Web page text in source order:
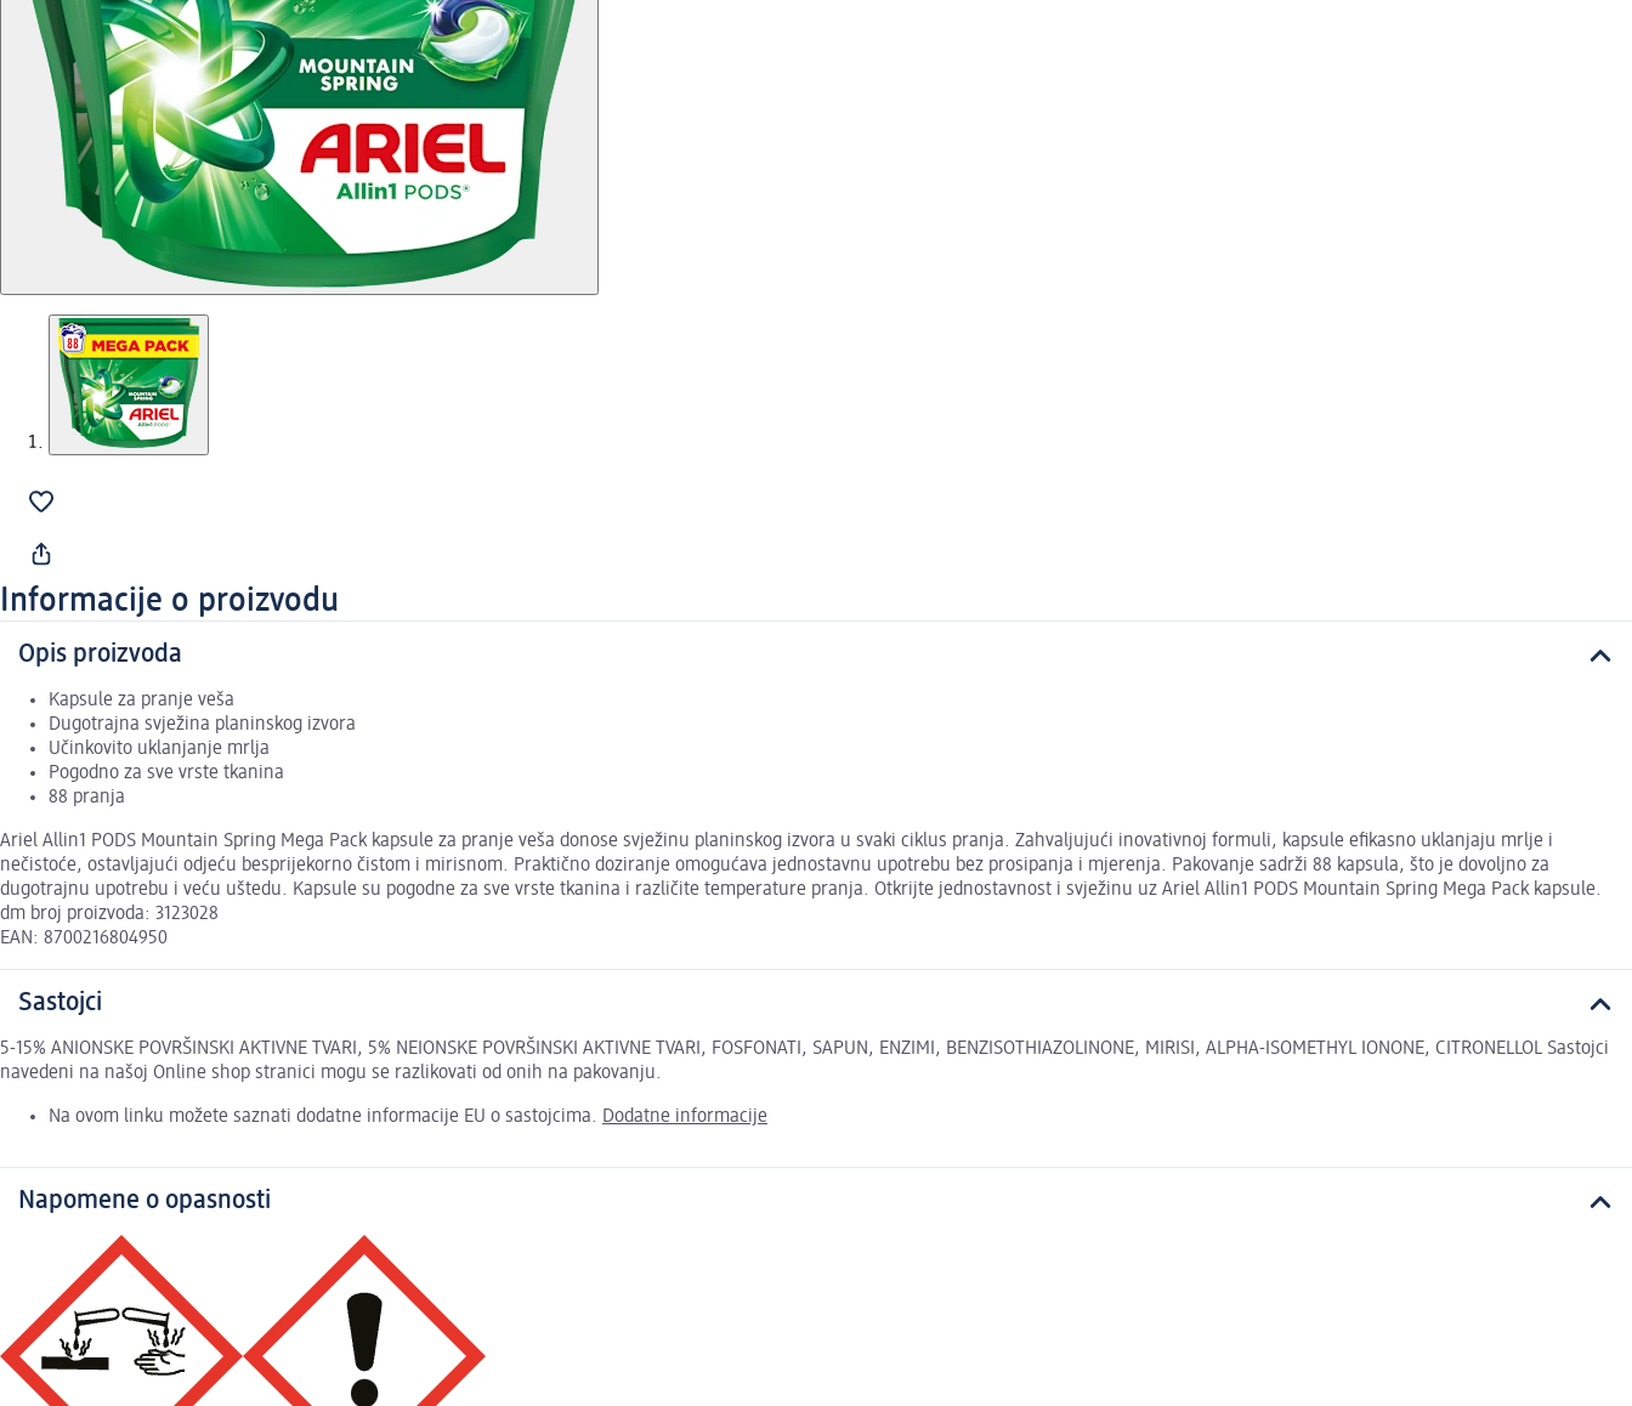
Informacije o proizvodu
Opis proizvoda
Kapsule za pranje veša
Dugotrajna svježina planinskog izvora
Učinkovito uklanjanje mrlja
Pogodno za sve vrste tkanina
88 pranja
Ariel Allin1 PODS Mountain Spring Mega Pack kapsule za pranje veša donose svježinu planinskog izvora u svaki ciklus pranja. Zahvaljujući inovativnoj formuli, kapsule efikasno uklanjaju mrlje i
nečistoće, ostavljajući odjeću besprijekorno čistom i mirisnom. Praktično doziranje omogućava jednostavnu upotrebu bez prosipanja i mjerenja. Pakovanje sadrži 88 kapsula, što je dovoljno za
dugotrajnu upotrebu i veću uštedu. Kapsule su pogodne za sve vrste tkanina i različite temperature pranja. Otkrijte jednostavnost i svježinu uz Ariel Allin1 PODS Mountain Spring Mega Pack kapsule.
dm broj proizvoda: 3123028
EAN: 8700216804950
Sastojci
5-15% ANIONSKE POVRŠINSKI AKTIVNE TVARI, 5% NEIONSKE POVRŠINSKI AKTIVNE TVARI, FOSFONATI, SAPUN, ENZIMI, BENZISOTHIAZOLINONE, MIRISI, ALPHA-ISOMETHYL IONONE, CITRONELLOL Sastojci
navedeni na našoj Online shop stranici mogu se razlikovati od onih na pakovanju.
Na ovom linku možete saznati dodatne informacije EU o sastojcima. Dodatne informacije
Napomene o opasnosti